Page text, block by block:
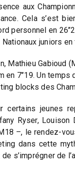
aux
Cela s’est
personnel en
juniors
Mathieu Gabioud
en 7’’19. Un
blocks des
certains jeunes
Ryser, Louison
–, le rendez-
dans cette
s’imprégner de